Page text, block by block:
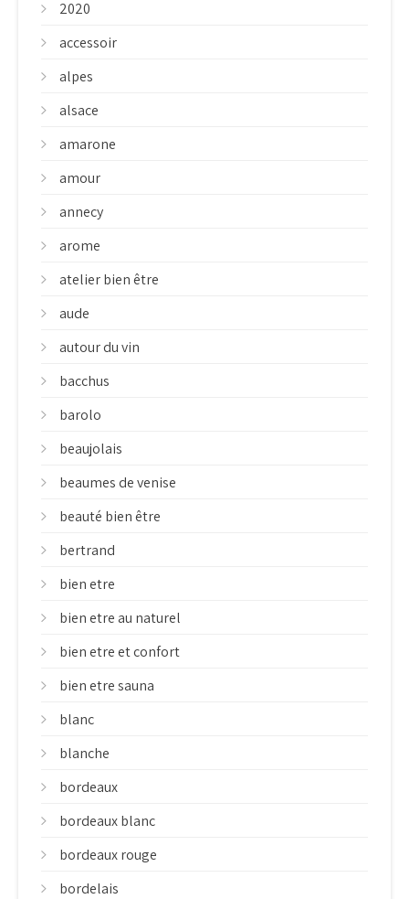
2020
accessoir
alpes
alsace
amarone
amour
annecy
arome
atelier bien être
aude
autour du vin
bacchus
barolo
beaujolais
beaumes de venise
beauté bien être
bertrand
bien etre
bien etre au naturel
bien etre et confort
bien etre sauna
blanc
blanche
bordeaux
bordeaux blanc
bordeaux rouge
bordelais